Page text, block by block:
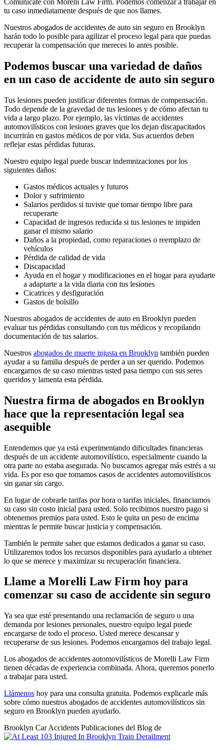
Comunícate con Morelli Law Firm. Podemos comenzar a trabajar en
tu caso inmediatamente después de que nos llames.
Nuestros abogados de accidentes de auto sin seguro en Brooklyn
harán todo lo posible para agilizar el proceso legal para que puedas
recuperar la compensación que mereces lo antes posible.
Podemos buscar una variedad de daños
en un caso de accidente de auto sin seguro
Tus lesiones pueden justificar diferentes formas de compensación.
Todo depende de la gravedad de tus lesiones y de cómo afectan tu
vida a largo plazo. Por ejemplo, las víctimas de accidentes
automovilísticos con lesiones graves que los dejan discapacitados
incurrirán en gastos médicos de por vida. Sus acuerdos deben
reflejar estas pérdidas futuras.
Nuestro equipo legal puede buscar indemnizaciones por los
siguientes daños:
Gastos médicos actuales y futuros
Dolor y sufrimiento
Salarios perdidos si tuviste que tomar tiempo libre para
recuperarte
Capacidad de ingresos reducida si tus lesiones te impiden
ganar el mismo salario
Daños a la propiedad, como reparaciones o reemplazo de
vehículos
Pérdida de calidad de vida
Discapacidad
Ayuda en el hogar y modificaciones en el hogar para ayudarte
a adaptarte a la vida diaria con tus lesiones
Cicatrices y desfiguración
Gastos de bolsillo
Nuestros abogados de accidentes de auto en Brooklyn pueden
evaluar tus pérdidas consultando con tus médicos y recopilando
documentación de tus salarios.
Nuestros abogados de muerte injusta en Brooklyn también pueden
ayudar a su familia después de perder a un ser querido. Podemos
encargarnos de su caso mientras usted pasa tiempo con sus seres
queridos y lamenta esta pérdida.
Nuestra firma de abogados en Brooklyn
hace que la representación legal sea
asequible
Entendemos que ya está experimentando dificultades financieras
después de un accidente automovilístico, especialmente cuando la
otra parte no estaba asegurada. No buscamos agregar más estrés a su
vida. Es por eso que tomamos casos de accidentes automovilísticos
sin ganar sin cargo.
En lugar de cobrarle tarifas por hora o tarifas iniciales, financiamos
su caso sin costo inicial para usted. Solo recibimos nuestro pago si
obtenemos premios para usted. Esto le quita un peso de encima
mientras le permite buscar justicia y compensación.
También le permite saber que estamos dedicados a ganar su caso.
Utilizaremos todos los recursos disponibles para ayudarlo a obtener
lo que se merece y maximizar su recuperación financiera.
Llame a Morelli Law Firm hoy para
comenzar su caso de accidente sin seguro
Ya sea que esté presentando una reclamación de seguro o una
demanda por lesiones personales, nuestro equipo legal puede
encargarse de todo el proceso. Usted merece descansar y
recuperarse de sus lesiones. Podemos encargarnos del trabajo legal.
Los abogados de accidentes automovilísticos de Morelli Law Firm
tienen décadas de experiencia combinada. Ahora, queremos ponerlo
a trabajar para usted.
Llámenos hoy para una consulta gratuita. Podemos explicarle más
sobre cómo nuestros abogados de accidentes automovilísticos sin
seguro en Brooklyn pueden ayudarlo.
Brooklyn Car Accidents Publicaciones del Blog de